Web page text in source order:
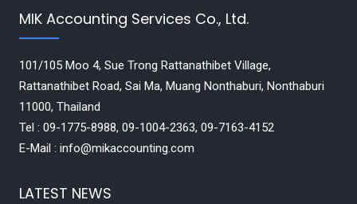
MIK Accounting Services Co., Ltd.
101/105 Moo 4, Sue Trong Rattanathibet Village,
Rattanathibet Road, Sai Ma, Muang Nonthaburi, Nonthaburi
11000, Thailand
Tel : 09-1775-8988, 09-1004-2363, 09-7163-4152
E-Mail : info@mikaccounting.com
LATEST NEWS